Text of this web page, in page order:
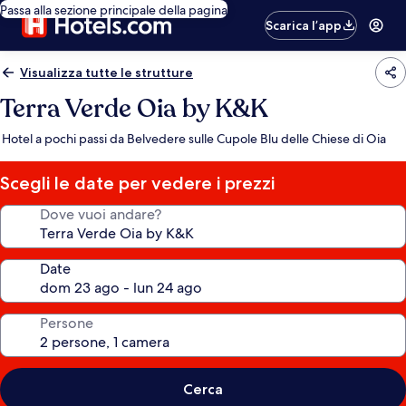
Passa alla sezione principale della pagina
Scarica l’app
Visualizza tutte le strutture
Terra Verde Oia by K&K
Hotel a pochi passi da Belvedere sulle Cupole Blu delle Chiese di Oia
Scegli le date per vedere i prezzi
Dove vuoi andare?
Date
Persone
Cerca